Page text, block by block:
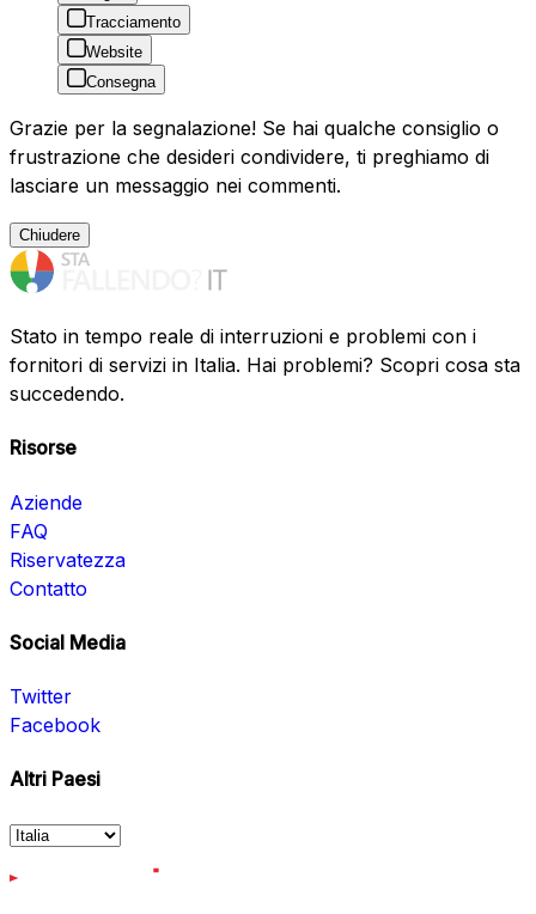
Tracciamento
Website
Consegna
Grazie per la segnalazione! Se hai qualche consiglio o
frustrazione che desideri condividere, ti preghiamo di
lasciare un messaggio nei commenti.
Chiudere
Stato in tempo reale di interruzioni e problemi con i
fornitori di servizi in Italia. Hai problemi? Scopri cosa sta
succedendo.
Risorse
Aziende
FAQ
Riservatezza
Contatto
Social Media
Twitter
Facebook
Altri Paesi